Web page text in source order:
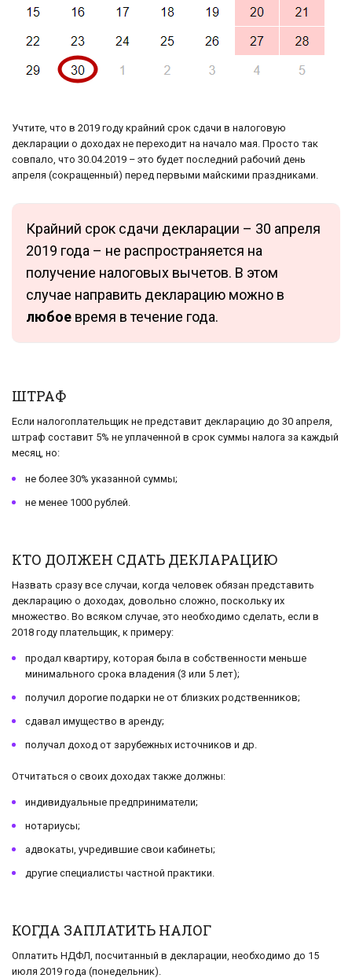
Учтите, что в 2019 году крайний срок сдачи в налоговую
декларации о доходах не переходит на начало мая. Просто так
совпало, что 30.04.2019 – это будет последний рабочий день
апреля (сокращенный) перед первыми майскими праздниками.
Крайний срок сдачи декларации – 30 апреля
2019 года – не распространяется на
получение налоговых вычетов. В этом
случае направить декларацию можно в
любое время в течение года.
ШТРАФ
Если налогоплательщик не представит декларацию до 30 апреля,
штраф составит 5% не уплаченной в срок суммы налога за каждый
месяц, но:
не более 30% указанной суммы;
не менее 1000 рублей.
КТО ДОЛЖЕН СДАТЬ ДЕКЛАРАЦИЮ
Назвать сразу все случаи, когда человек обязан представить
декларацию о доходах, довольно сложно, поскольку их
множество. Во всяком случае, это необходимо сделать, если в
2018 году плательщик, к примеру:
продал квартиру, которая была в собственности меньше
минимального срока владения (3 или 5 лет);
получил дорогие подарки не от близких родственников;
сдавал имущество в аренду;
получал доход от зарубежных источников и др.
Отчитаться о своих доходах также должны:
индивидуальные предприниматели;
нотариусы;
адвокаты, учредившие свои кабинеты;
другие специалисты частной практики.
КОГДА ЗАПЛАТИТЬ НАЛОГ
Оплатить НДФЛ, посчитанный в декларации, необходимо до 15
июля 2019 года (понедельник).